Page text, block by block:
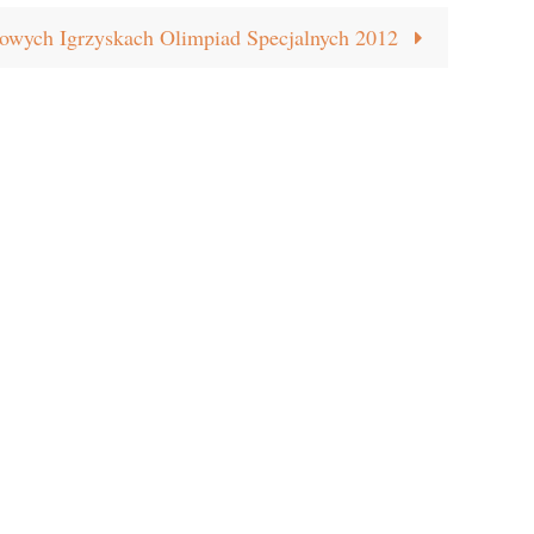
Igrzyskach Olimpiad Specjalnych 2012